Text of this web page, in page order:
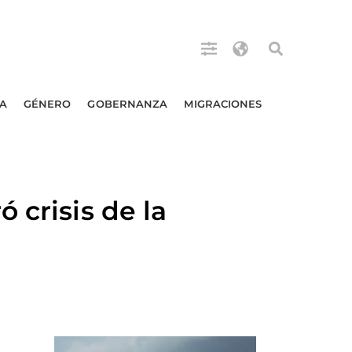
GÉNERO GOBERNANZA MIGRACIONES
crisis de la